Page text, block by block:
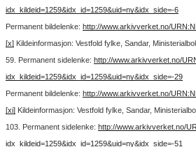
idx_kildeid=1259&idx_id=1259&uid=ny&idx_side=-6
Permanent bildelenke: http://www.arkivverket.no/
[x]Kildeinformasjon: Vestfold fylke, Sandar,
59. Permanent sidelenke: http://www.arkivverket.no/
idx_kildeid=1259&idx_id=1259&uid=ny&idx_side=-29
Permanent bildelenke: http://www.arkivverket.no/
[xi]Kildeinformasjon: Vestfold fylke, Sandar,
103. Permanent sidelenke: http://www.arkivverket.no/
idx_kildeid=1259&idx_id=1259&uid=ny&idx_side=-51